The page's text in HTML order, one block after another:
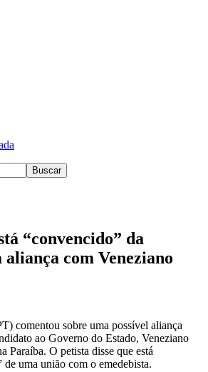
“convencido” da
aliança com Veneziano
comentou sobre uma possível aliança
ao Governo do Estado, Veneziano
O petista disse que está
de uma união com o emedebista.